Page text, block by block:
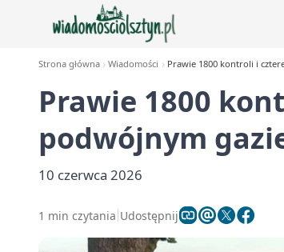
Strona główna Wiadomości Prawie 1800 kontroli i
Prawie 1800
podwójnym
10 czerwca 2026
1 min czytania Udostępnij